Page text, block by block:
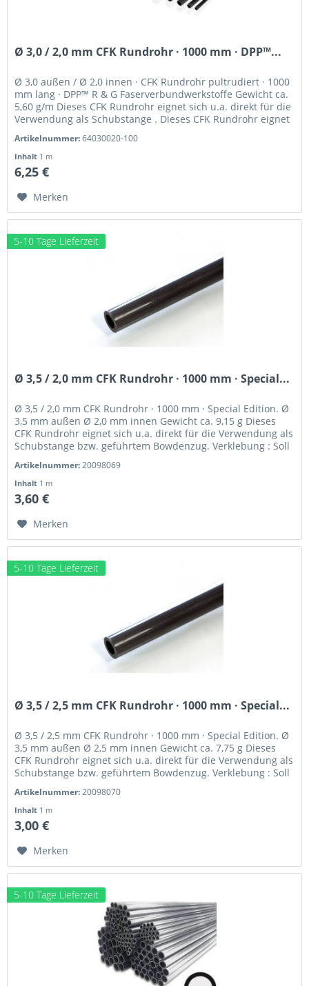
Ø 3,0 / 2,0 mm CFK Rundrohr · 1000 mm · DPP™...
Ø 3,0 außen / Ø 2,0 innen · CFK Rundrohr pultrudiert · 1000
mm lang · DPP™ R & G Faserverbundwerkstoffe Gewicht ca.
5,60 g/m Dieses CFK Rundrohr eignet sich u.a. direkt für die
Verwendung als Schubstange . Dieses CFK Rundrohr eignet
Artikelnummer:64030020-100
Inhalt 1 m
6,25 €
Merken
5-10 Tage Lieferzeit
Ø 3,5 / 2,0 mm CFK Rundrohr · 1000 mm · Special...
Ø 3,5 / 2,0 mm CFK Rundrohr · 1000 mm · Special Edition. Ø
3,5 mm außen Ø 2,0 mm innen Gewicht ca. 9,15 g Dieses
CFK Rundrohr eignet sich u.a. direkt für die Verwendung als
Schubstange bzw. geführtem Bowdenzug. Verklebung : Soll
Artikelnummer:20098069
Inhalt 1 m
3,60 €
Merken
5-10 Tage Lieferzeit
Ø 3,5 / 2,5 mm CFK Rundrohr · 1000 mm · Special...
Ø 3,5 / 2,5 mm CFK Rundrohr · 1000 mm · Special Edition. Ø
3,5 mm außen Ø 2,5 mm innen Gewicht ca. 7,75 g Dieses
CFK Rundrohr eignet sich u.a. direkt für die Verwendung als
Schubstange bzw. geführtem Bowdenzug. Verklebung : Soll
Artikelnummer:20098070
Inhalt 1 m
3,00 €
Merken
5-10 Tage Lieferzeit